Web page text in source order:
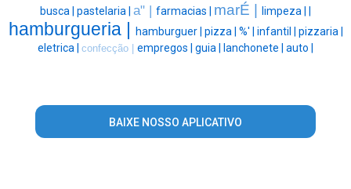
busca | pastelaria | a" | farmacias | marÉ | limpeza | |
hamburgueria | hamburguer | pizza | %' | infantil | pizzaria |
eletrica | confecção | empregos | guia | lanchonete | auto |
BAIXE NOSSO APLICATIVO